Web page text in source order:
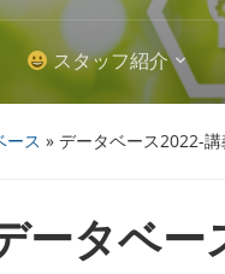
スタッフ紹介
ース » データベース2022-
ータベー